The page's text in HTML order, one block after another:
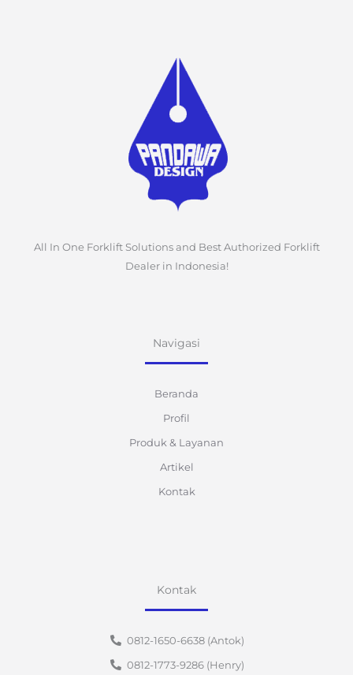
All In One Forklift Solutions and Best Authorized Forklift
Dealer in Indonesia!
Navigasi
Beranda
Profil
Produk & Layanan
Artikel
Kontak
Kontak
0812-1650-6638 (Antok)
0812-1773-9286 (Henry)